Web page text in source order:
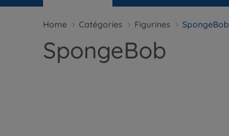
Home Catégories Figurines SpongeBob
SpongeBob